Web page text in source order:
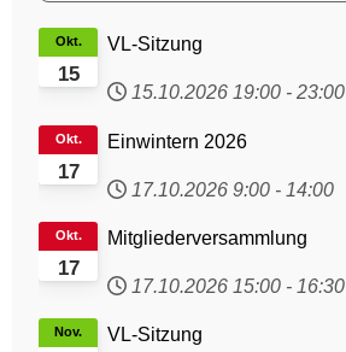
15
Okt. VL-Sitzung
15.10.2026 19:00 - 23:00
17
Okt. Einwintern 2026
17.10.2026 9:00 - 14:00
17
Okt. Mitgliederversammlung
17.10.2026 15:00 - 16:30
Nov. VL-Sitzung